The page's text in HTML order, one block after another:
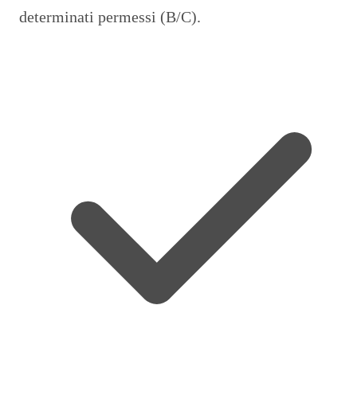
determinati permessi (B/C).